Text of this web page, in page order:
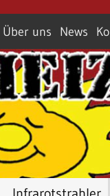
Über uns News